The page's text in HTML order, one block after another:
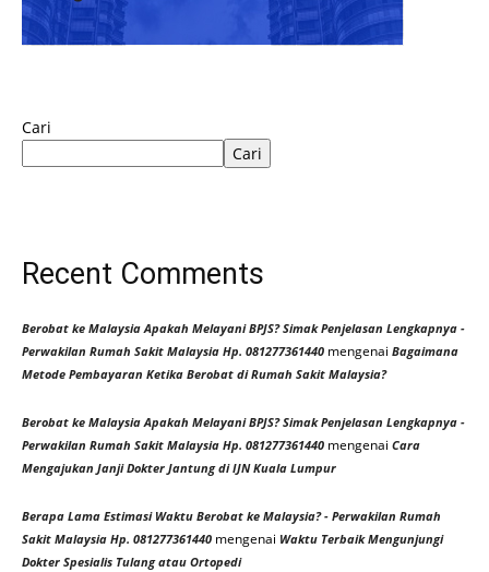
Cari
Cari
Recent Comments
Berobat ke Malaysia Apakah Melayani BPJS? Simak Penjelasan Lengkapnya -
Perwakilan Rumah Sakit Malaysia Hp. 081277361440 mengenai Bagaimana
Metode Pembayaran Ketika Berobat di Rumah Sakit Malaysia?
Berobat ke Malaysia Apakah Melayani BPJS? Simak Penjelasan Lengkapnya -
Perwakilan Rumah Sakit Malaysia Hp. 081277361440 mengenai Cara
Mengajukan Janji Dokter Jantung di IJN Kuala Lumpur
Berapa Lama Estimasi Waktu Berobat ke Malaysia? - Perwakilan Rumah
Sakit Malaysia Hp. 081277361440 mengenai Waktu Terbaik Mengunjungi
Dokter Spesialis Tulang atau Ortopedi